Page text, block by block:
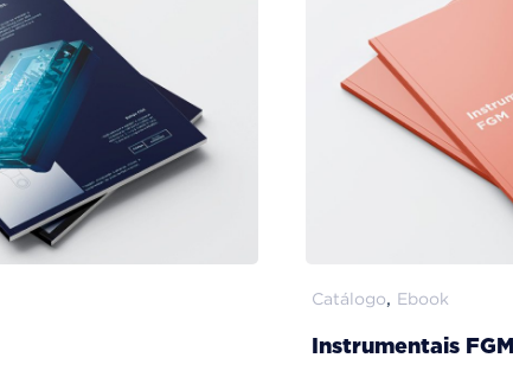
Catálogo, Ebook
Instrumentais FGM